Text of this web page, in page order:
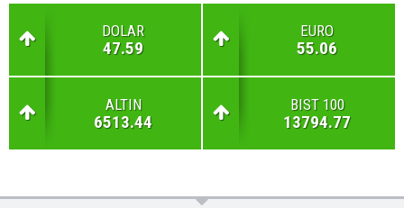
DOLAR
47.59
EURO
55.06
ALTIN
6513.44
BIST 100
13794.77